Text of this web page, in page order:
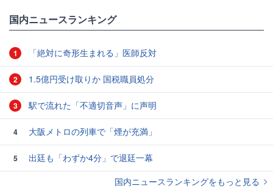
国内ニュースランキング
1 「絶対に奇形生まれる」医師反対
2 1.5億円受け取りか 国税職員処分
3 駅で流れた「不適切音声」に声明
4 大阪メトロの列車で「煙が充満」
5
出廷も「わずか4分」で退廷一幕
国内ニュースランキングをもっと見る